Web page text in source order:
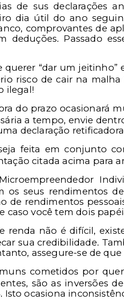
de sus declarações
dia útil do ano
comprovantes de
deduções. Passado
querer “dar um
risco de cair na
ilegal!
do prazo ocasionará
a tempo, envie
declaração
feita em conjunto
citada acima para
os seus rendimentos
de rendimentos
caso você tem dois
renda não é difícil,
sua credibilidade.
assegure-se de
cometidos por
são as inversões
Isto ocasiona